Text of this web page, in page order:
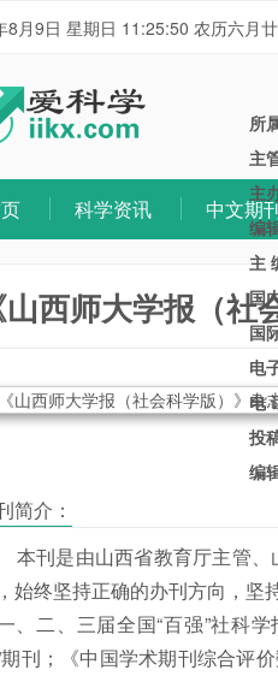
8月9日 星期日 11:25:51 农历六月
科学资讯 中文期
山西师大学报（社
所
主
主
编
主
国
国
电
电
投
编
简介：
本刊是由山西省教育厅主管
始终坚持正确的办刊方向，坚
、二、三届全国“百强”社科
期刊；《中国学术期刊综合评